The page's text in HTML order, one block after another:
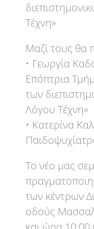
Τέχνη»
Μαζί τους θα
• Γεωργία
Επόπτρια
των
Λόγου Τέχνη»
• Κατερίνα
Το νέο μας
των κέντρων
οδούς